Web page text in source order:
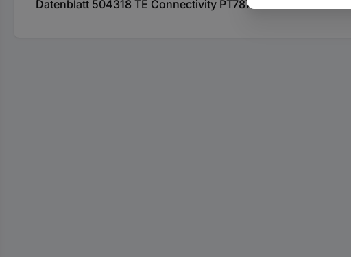
Datenblatt 504318 TE Connectivity PT78742 Relaissockel 1 St.